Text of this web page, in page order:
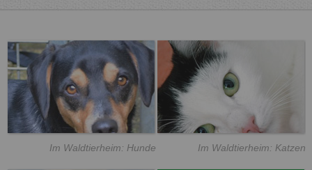
Im Waldtierheim: Hunde Im Waldtierheim: Katzen